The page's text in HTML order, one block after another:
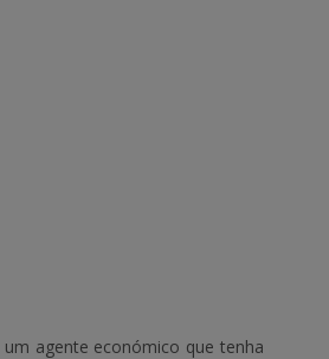
agente económico que tenha